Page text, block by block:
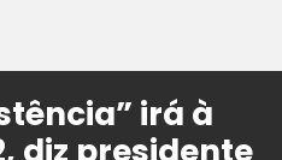
irá à